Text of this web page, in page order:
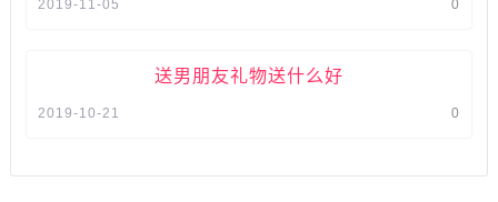
0
2019-11-05
送男朋友礼物送什么好
0
2019-10-21